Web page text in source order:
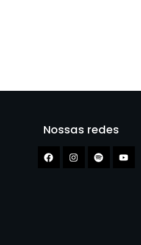
Nossas redes